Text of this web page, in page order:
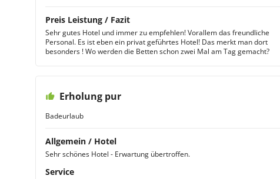
Preis Leistung / Fazit
Sehr gutes Hotel und immer zu empfehlen! Vorallem das freundliche
Personal. Es ist eben ein privat geführtes Hotel! Das merkt man dort
besonders ! Wo werden die Betten schon zwei Mal am Tag gemacht?
Erholung pur
Badeurlaub
Allgemein / Hotel
Sehr schönes Hotel - Erwartung übertroffen.
Service